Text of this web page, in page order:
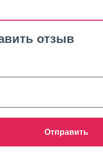
отзыв
Отправить